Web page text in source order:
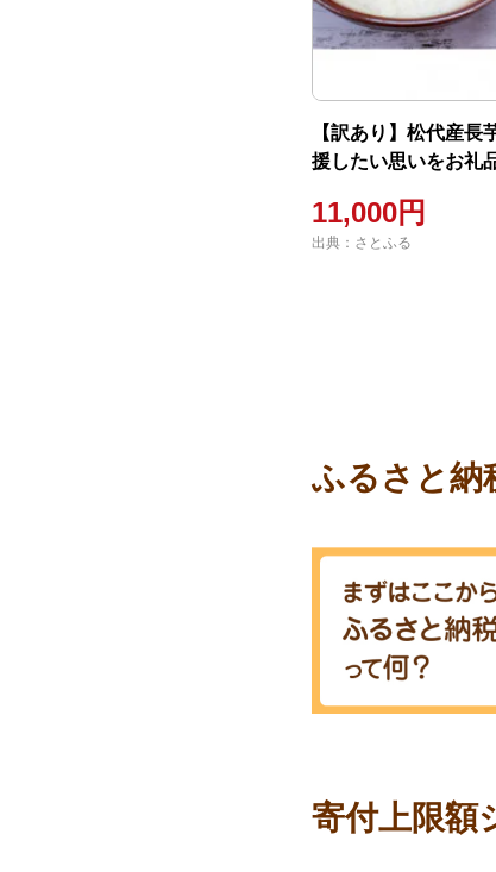
【訳あり】松代産
援したい思いをお礼
11,000円
出典：さとふる
ふるさと納
寄付上限額